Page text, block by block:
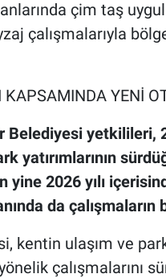
çim taş
çalışmalarıyla
KAPSAMINDA YENİ
yetkilileri,
yatırımlarının
yine 2026 yılı
da çalışmaların
kentin ulaşım ve
çalışmalarını